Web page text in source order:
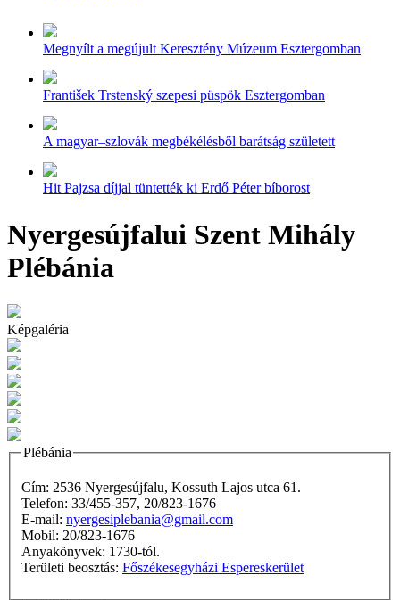
Megnyílt a megújult Keresztény Múzeum Esztergomban
František Trstenský szepesi püspök Esztergomban
A magyar–szlovák megbékélésből barátság született
Hit Pajzsa díjjal tüntették ki Erdő Péter bíborost
Nyergesújfalui Szent Mihály
Plébánia
Képgaléria
Plébánia
Cím: 2536 Nyergesújfalu, Kossuth Lajos utca 61.
Telefon: 33/455-357, 20/823-1676
E-mail: nyergesiplebania@gmail.com
Mobil: 20/823-1676
Anyakönyvek: 1730-tól.
Területi beosztás: Főszékesegyházi Espereskerület